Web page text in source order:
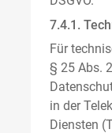
7.4.1.
Für
§ 25 Abs.
in der
Diensten